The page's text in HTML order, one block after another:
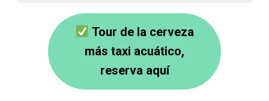
Tour de la cerveza
más taxi acuático,
reserva aquí